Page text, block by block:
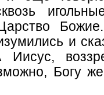
и
Иисус,
Богу